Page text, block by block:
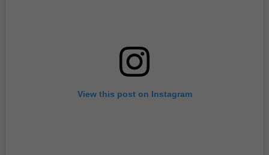
View this post on Instagram